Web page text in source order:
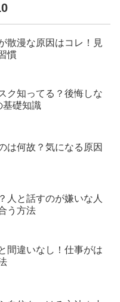
散漫な原因はコレ！見
慣
ク知ってる？後悔しな
基礎知識
は何故？気になる原因
人と話すのが嫌いな人
う方法
間違いなし！仕事がは